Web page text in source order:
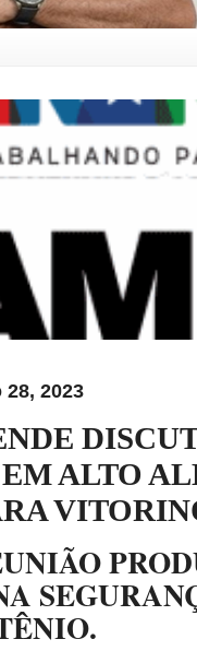
2023
ALTO